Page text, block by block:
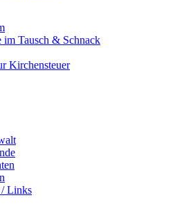
im Tausch & Schnack
Kirchensteuer
/ Links